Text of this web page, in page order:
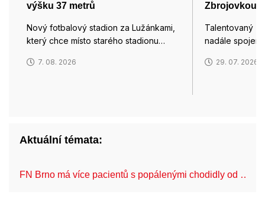
výšku 37 metrů
Nový fotbalový stadion za Lužánkami,
který chce místo starého stadionu…
7. 08. 2026
Zbrojovkou
Talentovaný
nadále
29. 07. 2026
Aktuální témata:
FN Brno má více pacientů s popálenými chodidly od …